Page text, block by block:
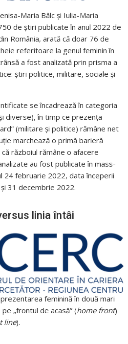
Maria Bâlc și Iulia-Maria
de știri publicate în anul 2022 de
România, arată că doar 76 de
referitoare la genul feminin în
a fost analizată prin prisma a
știri politice, militare, sociale și
se încadrează în categoria
diverse), în timp ce prezența
(militare și politice) rămâne net
marchează o primă barieră
războiul rămâne o afacere
au fost publicate în mass-
24 februarie 2022, data începerii
31 decembrie 2022.
linia întâi
feminină în două mari
„frontul de acasă” (home front)
line).